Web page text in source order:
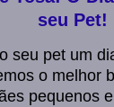
seu Pet!
seu pet um
o melhor
pequenos